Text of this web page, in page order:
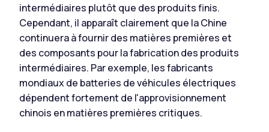
intermédiaires plutôt que des produits finis.
Cependant, il apparaît clairement que la Chine
continuera à fournir des matières premières et
des composants pour la fabrication des produits
intermédiaires. Par exemple, les fabricants
mondiaux de batteries de véhicules électriques
dépendent fortement de l'approvisionnement
chinois en matières premières critiques.